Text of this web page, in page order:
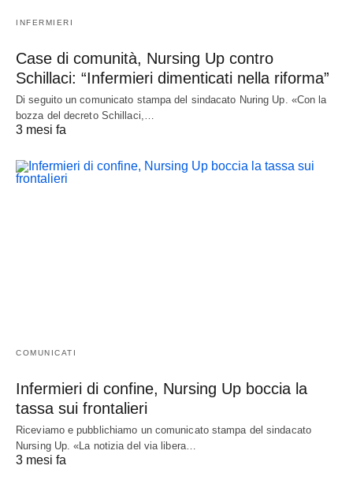
INFERMIERI
Case di comunità, Nursing Up contro
Schillaci: “Infermieri dimenticati nella riforma”
Di seguito un comunicato stampa del sindacato Nuring Up. «Con la
bozza del decreto Schillaci,…
3 mesi fa
COMUNICATI
Infermieri di confine, Nursing Up boccia la
tassa sui frontalieri
Riceviamo e pubblichiamo un comunicato stampa del sindacato
Nursing Up. «La notizia del via libera…
3 mesi fa